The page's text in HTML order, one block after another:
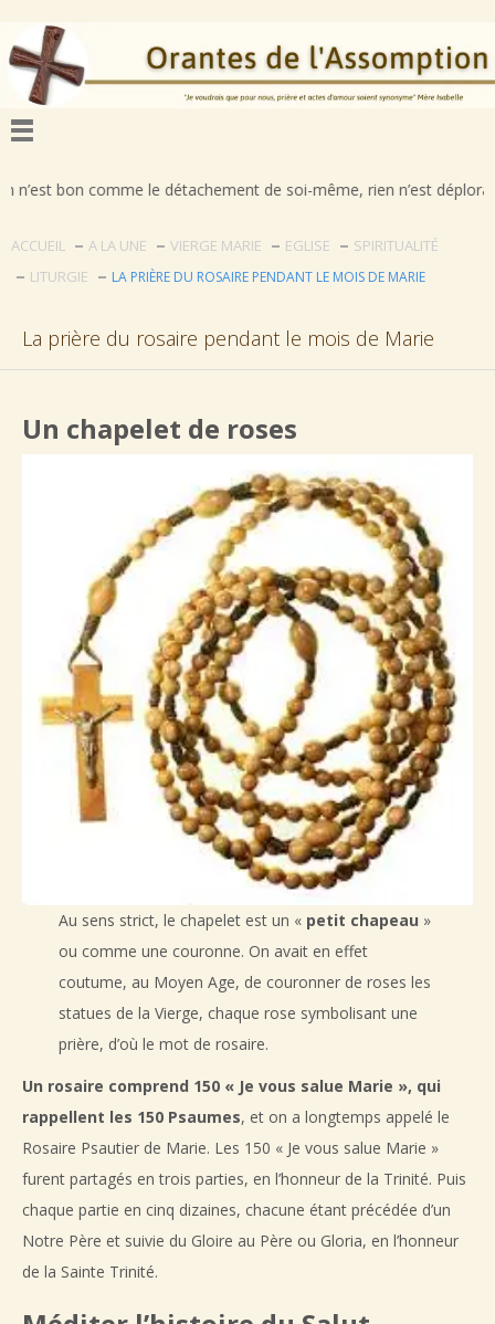
comme le détachement de soi-même, rien n’est déplorable
ACCUEIL A LA UNE VIERGE MARIE EGLISE
SPIRITUALITÉ
LITURGIE
LA PRIÈRE DU ROSAIRE PENDANT LE MOIS DE MARIE
La prière du rosaire pendant le mois de Marie
Un chapelet de roses
Au sens strict, le chapelet est un « petit chapeau »
ou comme une couronne. On avait en effet
coutume, au Moyen Age, de couronner de roses les
statues de la Vierge, chaque rose symbolisant une
prière, d’où le mot de rosaire.
Un rosaire comprend 150 « Je vous salue Marie », qui
rappellent les 150 Psaumes, et on a longtemps appelé le
Rosaire Psautier de Marie. Les 150 « Je vous salue Marie »
furent partagés en trois parties, en l’honneur de la Trinité. Puis
chaque partie en cinq dizaines, chacune étant précédée d’un
Notre Père et suivie du Gloire au Père ou Gloria, en l’honneur
de la Sainte Trinité.